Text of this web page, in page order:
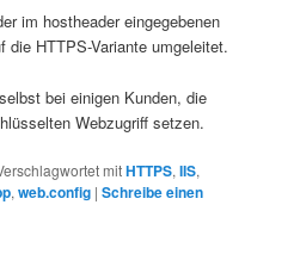
im hostheader eingegebenen
die HTTPS-Variante umgeleitet.
bei einigen Kunden, die
Webzugriff setzen.
mitHTTPS,IIS,
,web.config |Schreibe einen